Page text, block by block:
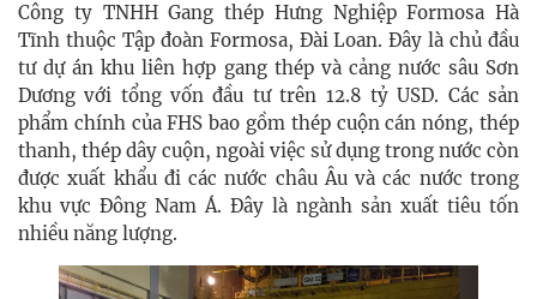
Công ty TNHH Gang thép Hưng Nghiệp Formosa Hà
Tĩnh thuộc Tập đoàn Formosa, Đài Loan. Đây là chủ đầu
tư dự án khu liên hợp gang thép và cảng nước sâu Sơn
Dương với tổng vốn đầu tư trên 12.8 tỷ USD. Các sản
phẩm chính của FHS bao gồm thép cuộn cán nóng, thép
thanh, thép dây cuộn, ngoài việc sử dụng trong nước còn
được xuất khẩu đi các nước châu Âu và các nước trong
khu vực Đông Nam Á. Đây là ngành sản xuất tiêu tốn
nhiều năng lượng.